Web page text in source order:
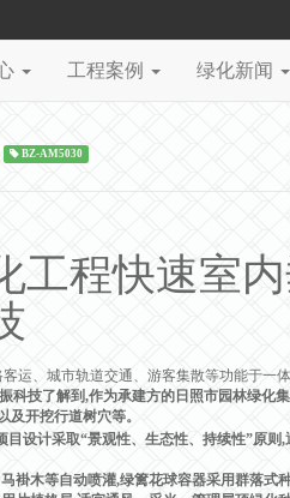
工程案例 绿化新闻
BZ-AM5030
工程快速室
运、城市轨道交通、游客集散等功能于一
科技了解到,作为承建方的日照市园林绿化
开挖行道树穴等。
计采取“景观性、生态性、持续性”原则,
木等自动喷灌,绿篱花球容器采用群落式